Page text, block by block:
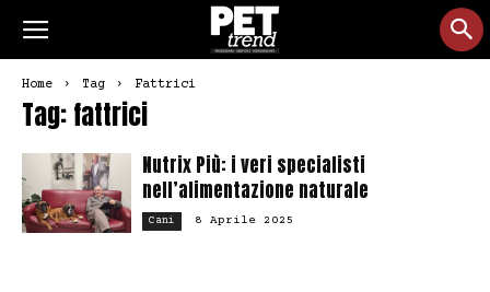
Home Tag Fattrici
Tag: fattrici
Nutrix Più: i veri specialisti
nell’alimentazione naturale
Cani 8 Aprile 2025